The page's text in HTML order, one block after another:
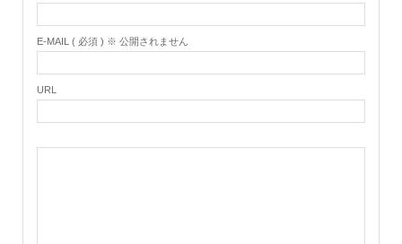
E-MAIL ( 必須 ) ※ 公開されません
URL